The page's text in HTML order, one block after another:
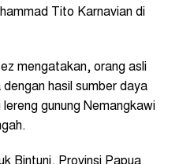
Tito Karnavian di
mengatakan, orang asli
hasil sumber daya
gunung Nemangkawi